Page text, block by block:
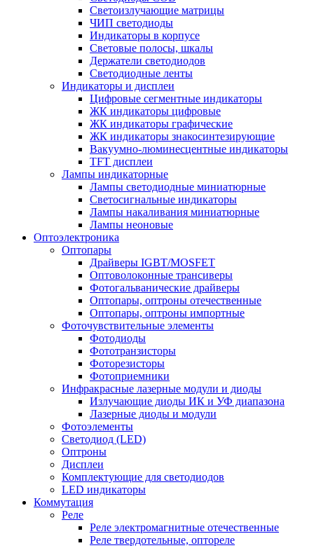
Светоизлучающие матрицы
ЧИП светодиоды
Индикаторы в корпусе
Световые полосы, шкалы
Держатели светодиодов
Светодиодные ленты
Индикаторы и дисплеи
Цифровые сегментные индикаторы
ЖК индикаторы цифровые
ЖК индикаторы графические
ЖК индикаторы знакосинтезирующие
Вакуумно-люминесцентные индикаторы
TFT дисплеи
Лампы индикаторные
Лампы светодиодные миниатюрные
Светосигнальные индикаторы
Лампы накаливания миниатюрные
Лампы неоновые
Оптоэлектроника
Оптопары
Драйверы IGBT/MOSFET
Оптоволоконные трансиверы
Фотогальванические драйверы
Оптопары, оптроны отечественные
Оптопары, оптроны импортные
Фоточувствительные элементы
Фотодиоды
Фототранзисторы
Фоторезисторы
Фотоприемники
Инфракрасные лазерные модули и диоды
Излучающие диоды ИК и УФ диапазона
Лазерные диоды и модули
Фотоэлементы
Светодиод (LED)
Оптроны
Дисплеи
Комплектующие для светодиодов
LED индикаторы
Коммутация
Реле
Реле электромагнитные отечественные
Реле твердотельные, оптореле